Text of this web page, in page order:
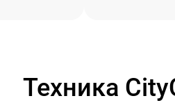
Техника